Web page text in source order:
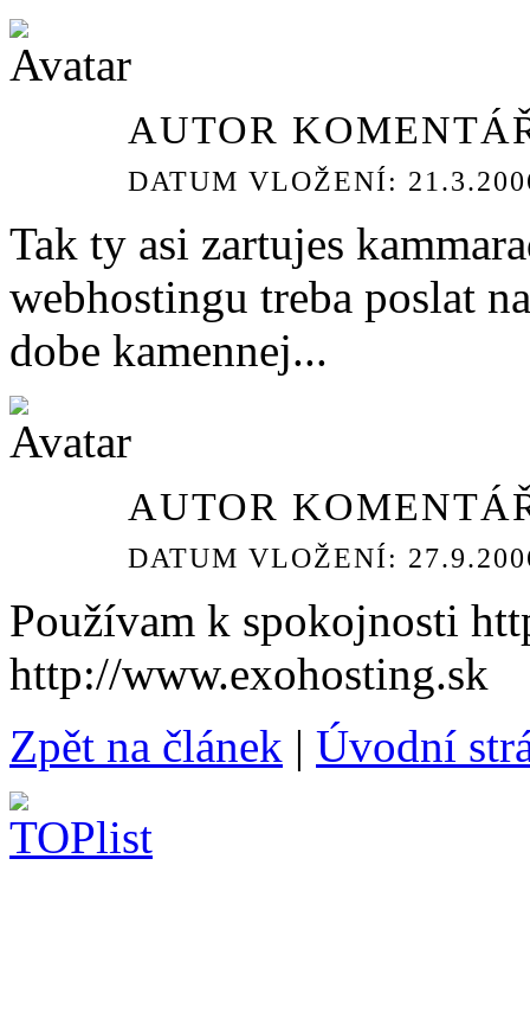
AUTOR
DATUM VLOŽENÍ:
Tak ty asi zartujes
webhostingu treba poslat
dobe kamennej...
AUTOR
DATUM VLOŽENÍ:
Používam k spokojnosti
http://www.exohosting.sk
Zpět na článek | Úvodní